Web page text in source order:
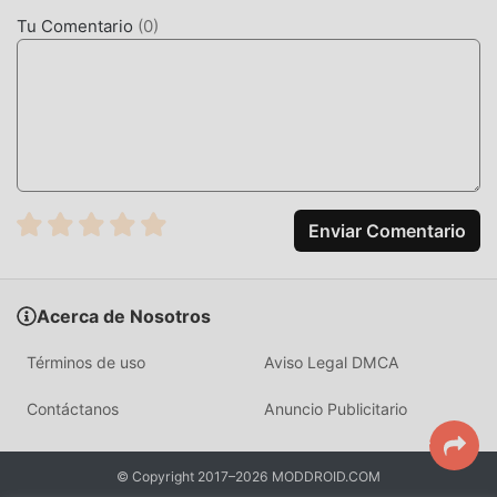
garantiza que todos los amantes de los juegos de puzzle
puedan disfrutar plenamente la felicidad que trae Sort Ball
pasen mucho tiempo para acumular su
riqueza/habilidad/habilidades en el juego, que es tanto la
característica como la diversión del juego, pero al mismo
aparición de mods ha reescrito esta situación. Aquí, no
""acumulación"" ligeramente aburrida. Los mods pueden
ayudarlo fácilmente a omitir este proceso, lo que lo ayuda
DESCARGAR AHORA
Tu Comentario (0)
Enviar Comentario
Acerca de Nosotros
Términos de uso Aviso Legal DMCA
Contáctanos Anuncio Publicitario
© Copyright 2017–2026 MODDROID.COM